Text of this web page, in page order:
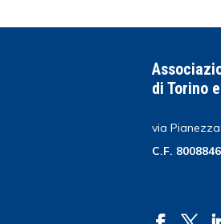
di Torino
via
C.F.